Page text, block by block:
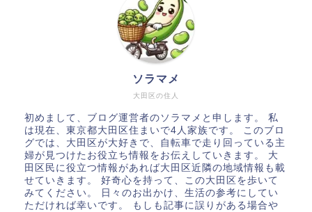
大田区の住人
ソラマメ
初めまして、ブログ運営者のソラマメと申します。 私
は現在、東京都大田区住まいで4人家族です。 このブロ
グでは、大田区が大好きで、自転車で走り回っている主
婦が見つけたお役立ち情報をお伝えしていきます。 大
田区民に役立つ情報があれば大田区近隣の地域情報も載
せていきます。 好奇心を持って、この大田区を歩いて
みてください。 日々のお出かけ、生活の参考にしてい
ただければ幸いです。 もしも記事に誤りがある場合や